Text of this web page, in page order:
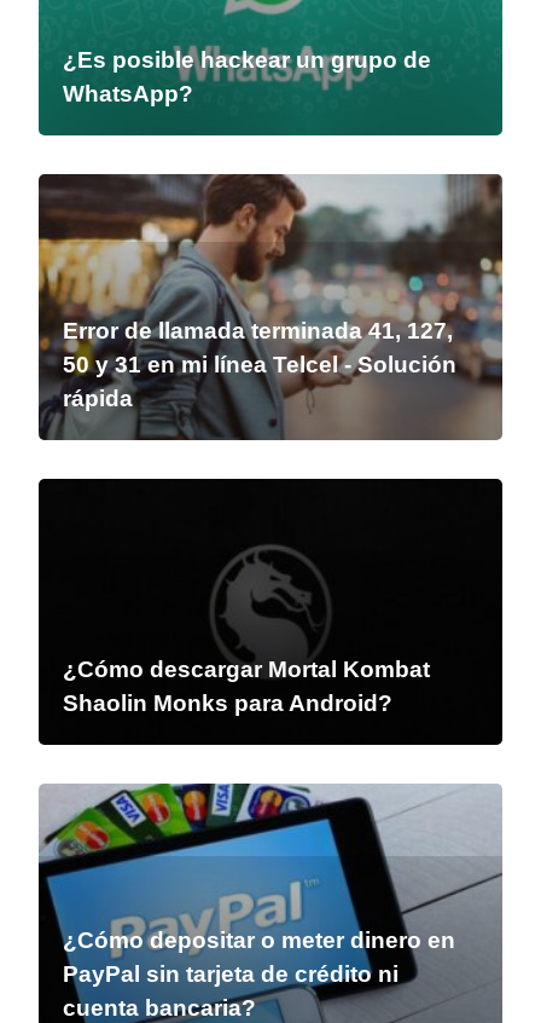
¿Es posible hackear un grupo de
WhatsApp?
Error de llamada terminada 41, 127,
50 y 31 en mi línea Telcel - Solución
rápida
¿Cómo descargar Mortal Kombat
Shaolin Monks para Android?
¿Cómo depositar o meter dinero en
PayPal sin tarjeta de crédito ni
cuenta bancaria?